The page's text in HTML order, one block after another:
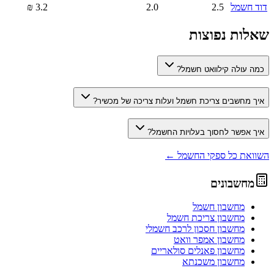
דוד חשמל
2.5
2.0
3.2
₪
שאלות נפוצות
כמה עולה קילוואט חשמל?
איך מחשבים צריכת חשמל ועלות צריכה של מכשיר?
איך אפשר לחסוך בעלויות החשמל?
השוואת כל ספקי החשמל ←
מחשבונים
מחשבון חשמל
מחשבון צריכת חשמל
מחשבון חסכון לרכב חשמלי
מחשבון אמפר וואט
מחשבון פאנלים סולאריים
מחשבון משכנתא